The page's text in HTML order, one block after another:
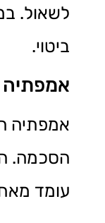
לשאול.
ביטוי.
אמפתיה
אמפתיה
הסכמה.
עומד